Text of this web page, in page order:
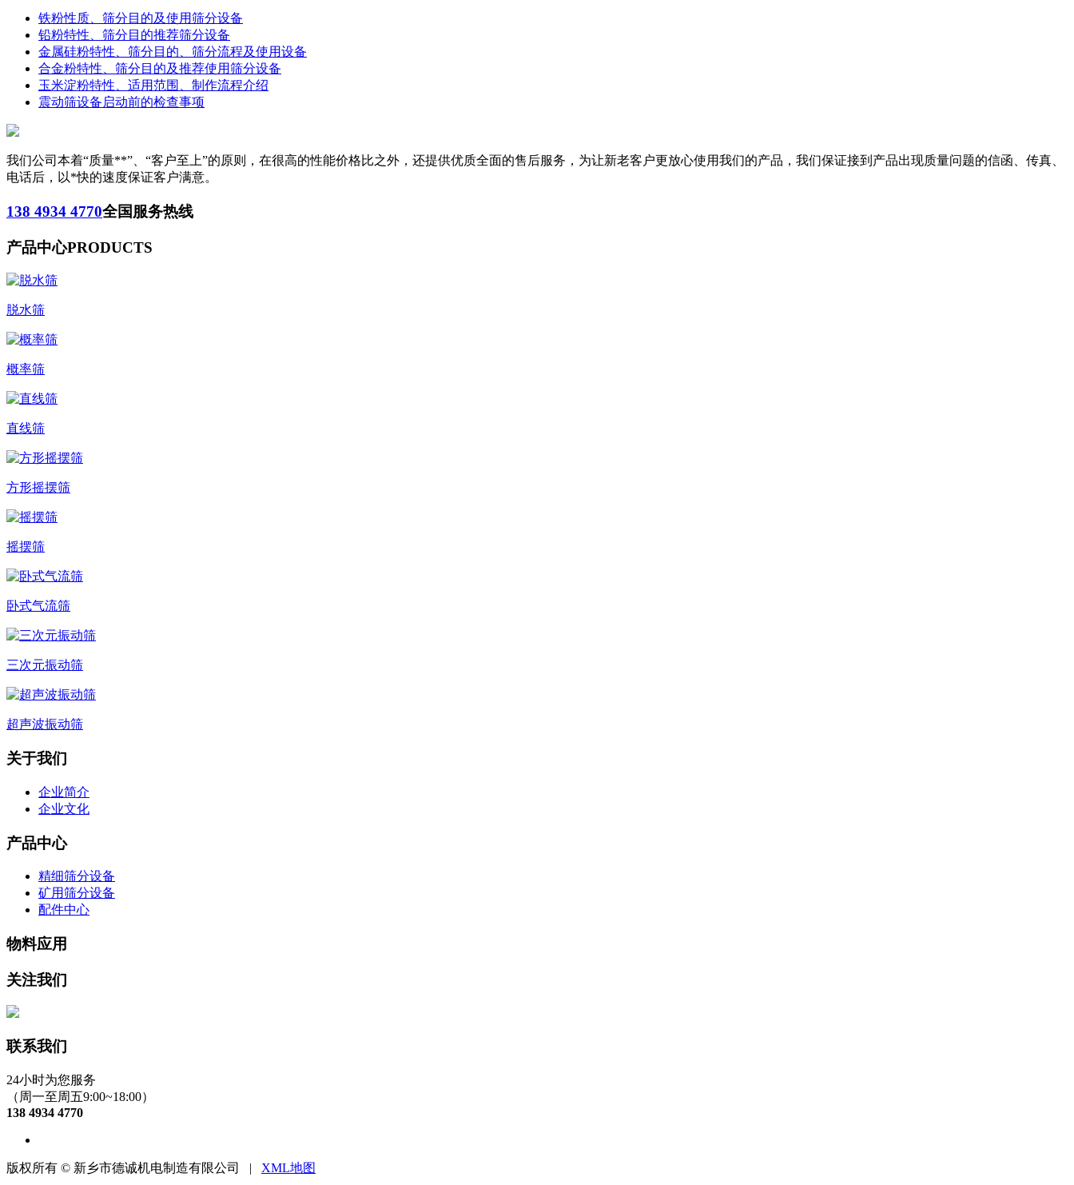
铁粉性质、筛分目的及使用筛分设备
铅粉特性、筛分目的推荐筛分设备
金属硅粉特性、筛分目的、筛分流程及使用设备
合金粉特性、筛分目的及推荐使用筛分设备
玉米淀粉特性、适用范围、制作流程介绍
震动筛设备启动前的检查事项
我们公司本着“质量**”、“客户至上”的原则，在很高的性能价格比之外，还提供优质全面的售后服务，为让新老客户更放心使用我们的产品，我们保证接到产品出现质量问题的信函、传真、
电话后，以*快的速度保证客户满意。
138 4934 4770全国服务热线
产品中心PRODUCTS
脱水筛
概率筛
直线筛
方形摇摆筛
摇摆筛
卧式气流筛
三次元振动筛
超声波振动筛
关于我们
企业简介
企业文化
产品中心
精细筛分设备
矿用筛分设备
配件中心
物料应用
关注我们
联系我们
24小时为您服务
（周一至周五9:00~18:00）
138 4934 4770
版权所有 © 新乡市德诚机电制造有限公司 | XML地图